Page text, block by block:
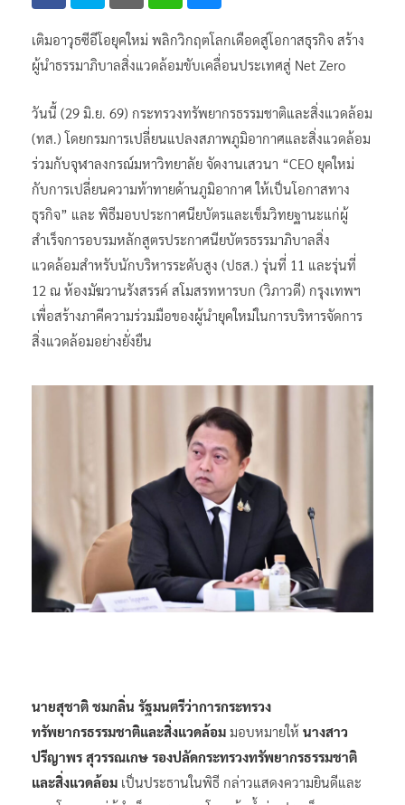
เติมอาวุธซีอีโอยุคใหม่ พลิกวิกฤตโลกเดือดสู่โอกาสธุรกิจ สร้าง
ผู้นำธรรมาภิบาลสิ่งแวดล้อมขับเคลื่อนประเทศสู่ Net Zero
วันนี้ (29 มิ.ย. 69) กระทรวงทรัพยากรธรรมชาติและสิ่งแวดล้อม
(ทส.) โดยกรมการเปลี่ยนแปลงสภาพภูมิอากาศและสิ่งแวดล้อม
ร่วมกับจุฬาลงกรณ์มหาวิทยาลัย จัดงานเสวนา “CEO ยุคใหม่
กับการเปลี่ยนความท้าทายด้านภูมิอากาศ ให้เป็นโอกาสทาง
ธุรกิจ” และ พิธีมอบประกาศนียบัตรและเข็มวิทยฐานะแก่ผู้
สำเร็จการอบรมหลักสูตรประกาศนียบัตรธรรมาภิบาลสิ่ง
แวดล้อมสำหรับนักบริหารระดับสูง (ปธส.) รุ่นที่ 11 และรุ่นที่
12 ณ ห้องมัฆวานรังสรรค์ สโมสรทหารบก (วิภาวดี) กรุงเทพฯ
เพื่อสร้างภาคีความร่วมมือของผู้นำยุคใหม่ในการบริหารจัดการ
สิ่งแวดล้อมอย่างยั่งยืน
นายสุชาติ ชมกลิ่น รัฐมนตรีว่าการกระทรวง
ทรัพยากรธรรมชาติและสิ่งแวดล้อม มอบหมายให้ นางสาว
ปรีญาพร สุวรรณเกษ รองปลัดกระทรวงทรัพยากรธรรมชาติ
และสิ่งแวดล้อม เป็นประธานในพิธี กล่าวแสดงความยินดีและ